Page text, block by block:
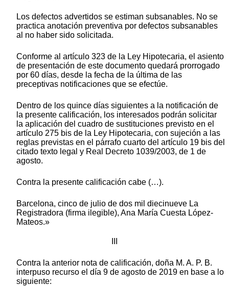
Los defectos advertidos se estiman subsanables. No se
practica anotación preventiva por defectos subsanables
al no haber sido solicitada.
Conforme al artículo 323 de la Ley Hipotecaria, el asiento
de presentación de este documento quedará prorrogado
por 60 días, desde la fecha de la última de las
preceptivas notificaciones que se efectúe.
Dentro de los quince días siguientes a la notificación de
la presente calificación, los interesados podrán solicitar
la aplicación del cuadro de sustituciones previsto en el
artículo 275 bis de la Ley Hipotecaria, con sujeción a las
reglas previstas en el párrafo cuarto del artículo 19 bis del
citado texto legal y Real Decreto 1039/2003, de 1 de
agosto.
Contra la presente calificación cabe (…).
Barcelona, cinco de julio de dos mil diecinueve La
Registradora (firma ilegible), Ana María Cuesta López-
Mateos.»
Contra la anterior nota de calificación, doña M. A. P. B.
interpuso recurso el día 9 de agosto de 2019 en base a lo
siguiente: